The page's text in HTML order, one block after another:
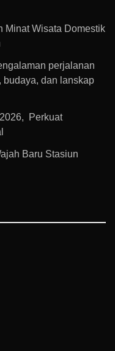
Minat Wisata Domestik
perjalanan
budaya, dan lanskap
Perkuat
Baru Stasiun